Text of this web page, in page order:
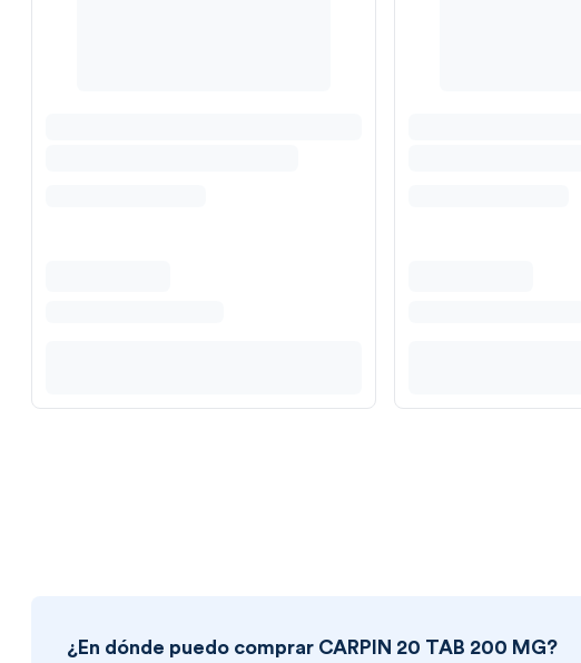
¿En dónde puedo comprar CARPIN 20 TAB 200 MG?